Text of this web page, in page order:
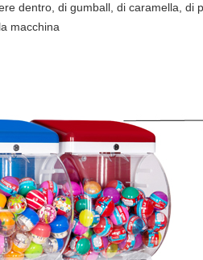
dentro, di gumball, di caramella, di
macchina